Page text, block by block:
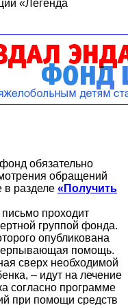
«Легенда
обязательно
обращений
разделе «Получить
проходит
группой фонда.
опубликована
помощь.
сверх необходимой
– идут на лечение
согласно программе
при помощи средств